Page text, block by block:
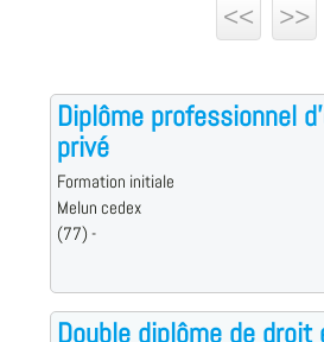
<<
>>
Diplôme professionnel
privé
Formation initiale
Melun cedex
(77) -
Double diplôme de